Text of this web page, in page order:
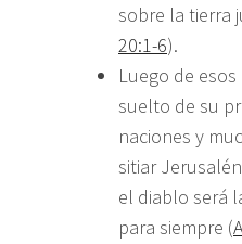
sobre la tierra
20:1-6).
Luego de
suelto de su
naciones y
sitiar
el diablo será
para siempre (